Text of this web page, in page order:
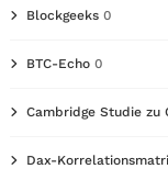
Blockgeeks 0
BTC-Echo 0
Cambridge Studie zu
Dax-